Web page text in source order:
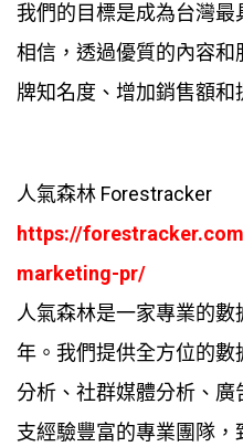
我們的目標是成為台灣
相信，透過優質的內容
牌知名度、增加銷售額和
人氣森林 Forestracker
https://
marketing-pr/
人氣森林是一家專業的
年。我們提供全方位的
分析、社群媒體分析、
支經驗豐富的專業團隊